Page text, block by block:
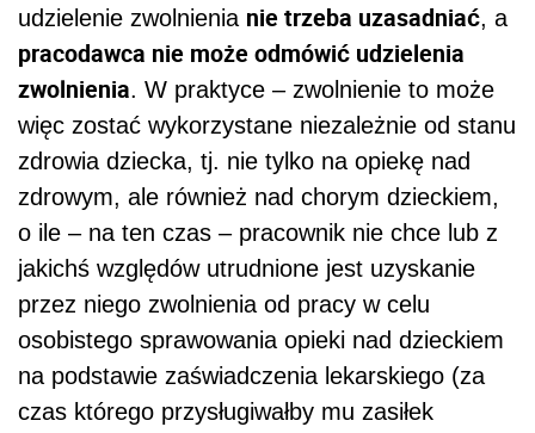
udzielenie zwolnienia nie trzeba uzasadniać, a
pracodawca nie może odmówić udzielenia
zwolnienia. W praktyce – zwolnienie to może
więc zostać wykorzystane niezależnie od stanu
zdrowia dziecka, tj. nie tylko na opiekę nad
zdrowym, ale również nad chorym dzieckiem,
o ile – na ten czas – pracownik nie chce lub z
jakichś względów utrudnione jest uzyskanie
przez niego zwolnienia od pracy w celu
osobistego sprawowania opieki nad dzieckiem
na podstawie zaświadczenia lekarskiego (za
czas którego przysługiwałby mu zasiłek